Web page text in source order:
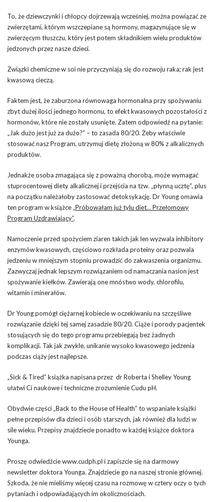
To, że dziewczynki i chłopcy dojrzewają wcześniej, można powiązać ze
zwierzętami, którym wszczepiane są hormony, magazynujące się w
zwierzęcym tłuszczu, który jest potem składnikiem wielu produktów
jedzonych przez nasze dzieci.
Związki chemiczne w soi nie przyczyniają się do rozwoju raka; rak jest
kwasową cieczą.
Faktem jest, że zaburzona równowaga hormonalna przy spożywaniu
zbyt dużej ilości jednego hormonu, to efekt kwasowych pozostałości z
hormonów, które nie zostały usunięte. Zatem odpowiedź na pytanie:
„Jak dużo jest już za dużo?” – to zasada 80/20. Żeby właściwie
stosować nasz Program, utrzymuj dietę złożoną w 80% z alkalicznych
produktów.
Jednakże osoba zmagająca się z poważną chorobą, może wymagać
stuprocentowej diety alkalicznej i przejścia na tzw. „płynną ucztę”, plus
na początku należałoby zastosować detoksykację. Dr Young omawia
ten program w książce „Próbowałam już tylu diet… Przełomowy
Program Uzdrawiający”.
Namoczenie przed spożyciem ziaren takich jak len wyzwala inhibitory
enzymów kwasowych, częściowo rozkłada proteiny oraz pozwala
jedzeniu w mniejszym stopniu prowadzić do zakwaszenia organizmu.
Zazwyczaj jednak lepszym rozwiązaniem od namaczania nasion jest
spożywanie kiełków. Zawierają one mnóstwo wody, chlorofilu,
witamin i minerałów.
Dr Young pomógł ciężarnej kobiecie w oczekiwaniu na szczęśliwe
rozwiązanie dzięki tej samej zasadzie 80/20. Ciąże i porody pacjentek
stosujących się do tego programu przebiegają bez żadnych
komplikacji. Tak jak zwykle, unikanie wysoko kwasowego jedzenia
podczas ciąży jest najlepsze.
„Sick & Tired” książka napisana przez dr Roberta i Shelley Young
ułatwi Ci naukowe i techniczne zrozumienie Cudu pH.
Obydwie części „Back to the House of Health” to wspaniałe książki
pełne przepisów dla dzieci i osób starszych, jak również dla ludzi w
sile wieku. Przepisy znajdziecie ponadto w każdej książce doktora
Younga.
Proszę odwiedźcie www.cudph.pl i zapiszcie się na darmowy
newsletter doktora Younga. Znajdziecie go na naszej stronie głównej.
Szkoda, że nie mieliśmy więcej czasu na rozmowę w cztery oczy o tych
pytaniach i odpowiadających im okolicznościach.